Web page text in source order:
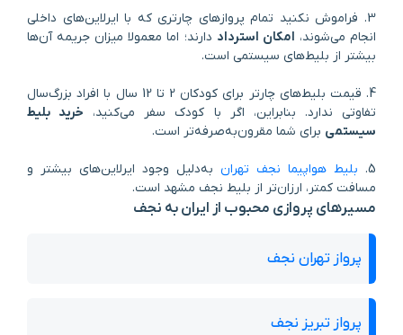
3. فراموش نکنید تمام پروازهای چارتری که با ایرلاین‌های داخلی
انجام می‌شوند، امکان استرداد دارند؛ اما معمولا میزان جریمه آن‌ها
بیشتر از بلیط‌های سیستمی است.
4. قیمت بلیط‌های چارتر برای کودکان 2 تا 12 سال با افراد بزرگ‌سال
تفاوتی ندارد. بنابراین، اگر با کودک سفر می‌کنید، خرید بلیط
سیستمی برای شما مقرون‌به‌صرفه‌تر است.
5. بلیط هواپیما نجف تهران به‌دلیل وجود ایرلاین‌های بیشتر و
مسافت کمتر، ارزان‌تر از بلیط نجف مشهد است.
مسیرهای پروازی محبوب از ایران به نجف
پرواز تهران نجف
پرواز تبریز نجف